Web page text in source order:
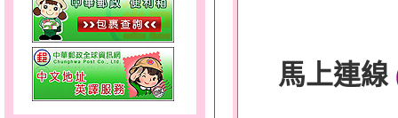
馬上連線